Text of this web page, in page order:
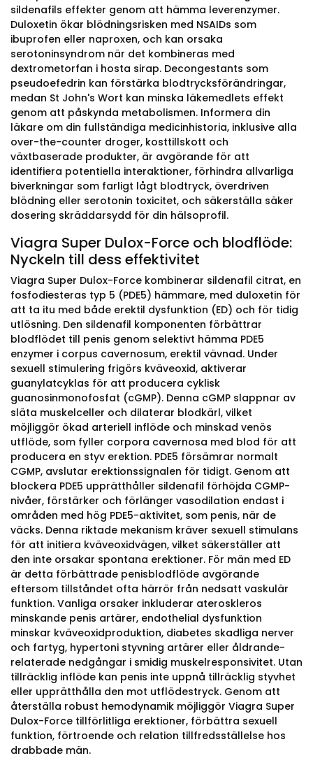
sildenafils effekter genom att hämma leverenzymer.
Duloxetin ökar blödningsrisken med NSAIDs som
ibuprofen eller naproxen, och kan orsaka
serotoninsyndrom när det kombineras med
dextrometorfan i hosta sirap. Decongestants som
pseudoefedrin kan förstärka blodtrycksförändringar,
medan St John's Wort kan minska läkemedlets effekt
genom att påskynda metabolismen. Informera din
läkare om din fullständiga medicinhistoria, inklusive alla
over-the-counter droger, kosttillskott och
växtbaserade produkter, är avgörande för att
identifiera potentiella interaktioner, förhindra allvarliga
biverkningar som farligt lågt blodtryck, överdriven
blödning eller serotonin toxicitet, och säkerställa säker
dosering skräddarsydd för din hälsoprofil.
Viagra Super Dulox-Force och blodflöde:
Nyckeln till dess effektivitet
Viagra Super Dulox-Force kombinerar sildenafil citrat, en
fosfodiesteras typ 5 (PDE5) hämmare, med duloxetin för
att ta itu med både erektil dysfunktion (ED) och för tidig
utlösning. Den sildenafil komponenten förbättrar
blodflödet till penis genom selektivt hämma PDE5
enzymer i corpus cavernosum, erektil vävnad. Under
sexuell stimulering frigörs kväveoxid, aktiverar
guanylatcyklas för att producera cyklisk
guanosinmonofosfat (cGMP). Denna cGMP slappnar av
släta muskelceller och dilaterar blodkärl, vilket
möjliggör ökad arteriell inflöde och minskad venös
utflöde, som fyller corpora cavernosa med blod för att
producera en styv erektion. PDE5 försämrar normalt
CGMP, avslutar erektionssignalen för tidigt. Genom att
blockera PDE5 upprätthåller sildenafil förhöjda CGMP-
nivåer, förstärker och förlänger vasodilation endast i
områden med hög PDE5-aktivitet, som penis, när de
väcks. Denna riktade mekanism kräver sexuell stimulans
för att initiera kväveoxidvägen, vilket säkerställer att
den inte orsakar spontana erektioner. För män med ED
är detta förbättrade penisblodflöde avgörande
eftersom tillståndet ofta härrör från nedsatt vaskulär
funktion. Vanliga orsaker inkluderar ateroskleros
minskande penis artärer, endothelial dysfunktion
minskar kväveoxidproduktion, diabetes skadliga nerver
och fartyg, hypertoni styvning artärer eller åldrande-
relaterade nedgångar i smidig muskelresponsivitet. Utan
tillräcklig inflöde kan penis inte uppnå tillräcklig styvhet
eller upprätthålla den mot utflödestryck. Genom att
återställa robust hemodynamik möjliggör Viagra Super
Dulox-Force tillförlitliga erektioner, förbättra sexuell
funktion, förtroende och relation tillfredsställelse hos
drabbade män.